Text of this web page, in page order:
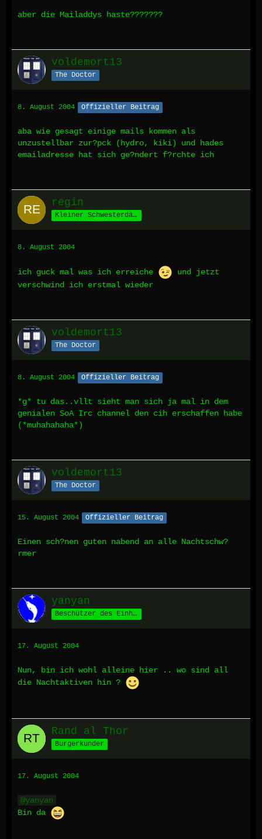
aber die Mailaddys haste???????
voldemort13
The Doctor
8. August 2004 Offizieller Beitrag
aba wie gesagt einige mails kommen als
unzustellbar zur?pck (hydro, kiki) und hades
emailadresse hat sich ge?ndert f?rchte ich
regin
Kleiner Schwesterdämon
8. August 2004
ich guck mal was ich erreiche
und jetzt
verschwind ich erstmal wieder
voldemort13
The Doctor
8. August 2004 Offizieller Beitrag
*g* tu das..vllt sieht man sich ja mal in dem
genialen SoA Irc channel den cih erschaffen habe
(*muhahahaha*)
voldemort13
The Doctor
15. August 2004 Offizieller Beitrag
Einen sch?nen guten nabend an alle Nachtschw?
rmer
yanyan
Beschützer des Einhorns
17. August 2004
Nun, bin ich wohl alleine hier .. wo sind all
die Nachtaktiven hin ?
Rand al Thor
Burgerkunder
17. August 2004
yanyan
Bin da